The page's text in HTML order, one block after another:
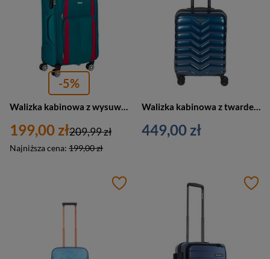
-5%
199,00 zł
Najniższa cena: 199,00 zł
209,99 zł 449,00 zł